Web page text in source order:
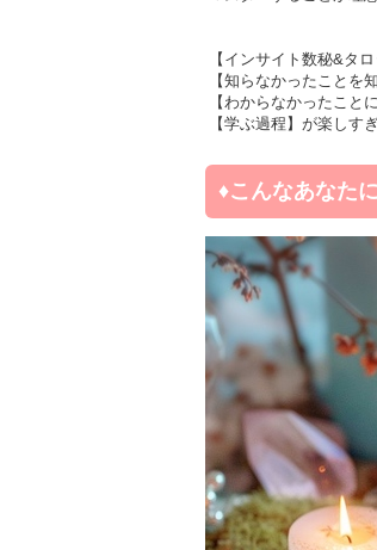
【インサイト数秘&タ
【知らなかったことを
【わからなかったこと
【学ぶ過程】が楽しす
♦️こんなあなた